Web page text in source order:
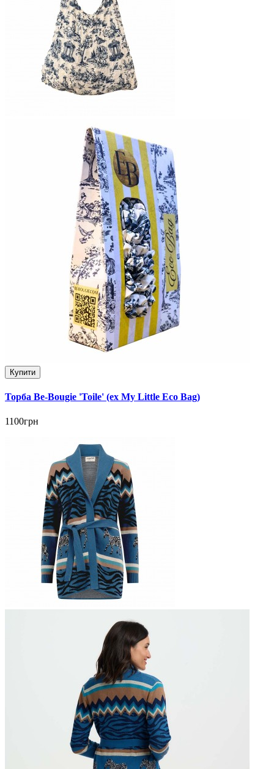
Купити
Торба Be-Bougie 'Toile' (ex My Little Eco Bag)
1100грн